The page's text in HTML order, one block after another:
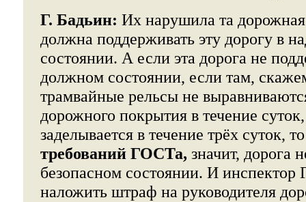
Г. Бадьин: Их нарушила та
должна поддерживать эту дорогу в
состоянии. А если эта дорога не
должном состоянии, если там,
трамвайные рельсы не
дорожного покрытия в течение
заделывается в течение трёх суток,
требований ГОСТа, значит, дорога
безопасном состоянии. И
наложить штраф на руководителя